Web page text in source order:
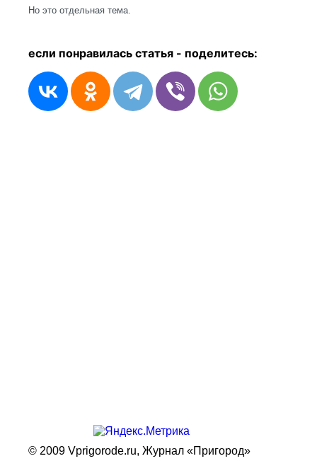
Но это отдельная тема.
если понравилась статья - поделитесь:
© 2009 Vprigorode.ru, Журнал «Пригород»